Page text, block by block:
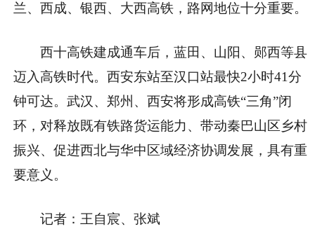
兰、西成、银西、大西高铁，路网地位十分重要。
西十高铁建成通车后，蓝田、山阳、郧西等县
迈入高铁时代。西安东站至汉口站最快2小时41分
钟可达。武汉、郑州、西安将形成高铁“三角”闭
环，对释放既有铁路货运能力、带动秦巴山区乡村
振兴、促进西北与华中区域经济协调发展，具有重
要意义。
记者：王自宸、张斌